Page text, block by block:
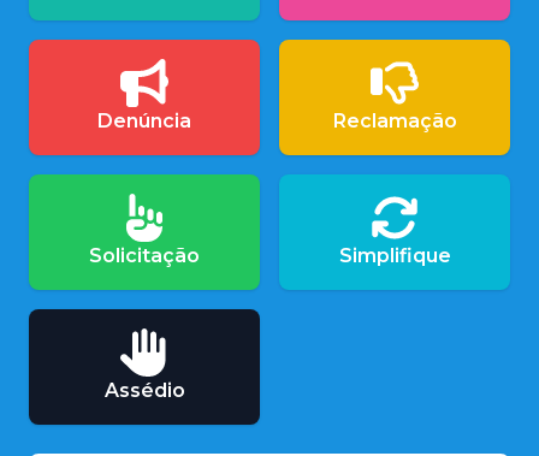
Denúncia Reclamação
Solicitação Simplifique
Assédio